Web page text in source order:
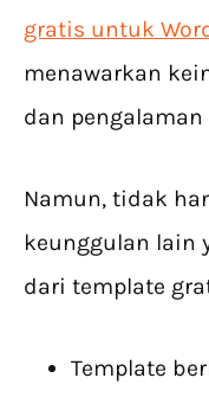
gratis untuk
menawarkan
dan
Namun, tidak
keunggulan lain
dari template
Template